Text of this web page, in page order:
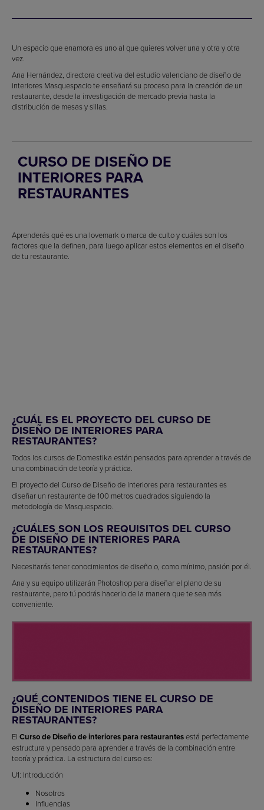
Un espacio que enamora es uno al que quieres volver una y otra y otra
vez.
Ana Hernández, directora creativa del estudio valenciano de diseño de
interiores Masquespacio te enseñará su proceso para la creación de un
restaurante, desde la investigación de mercado previa hasta la
distribución de mesas y sillas.
CURSO DE DISEÑO DE
INTERIORES PARA
RESTAURANTES
Aprenderás qué es una lovemark o marca de culto y cuáles son los
factores que la definen, para luego aplicar estos elementos en el diseño
de tu restaurante.
¿CUÁL ES EL PROYECTO DEL CURSO DE
DISEÑO DE INTERIORES PARA
RESTAURANTES?
Todos los cursos de Domestika están pensados para aprender a través de
una combinación de teoría y práctica.
El proyecto del Curso de Diseño de interiores para restaurantes es
diseñar un restaurante de 100 metros cuadrados siguiendo la
metodología de Masquespacio.
¿CUÁLES SON LOS REQUISITOS DEL CURSO
DE DISEÑO DE INTERIORES PARA
RESTAURANTES?
Necesitarás tener conocimientos de diseño o, como mínimo, pasión por él.
Ana y su equipo utilizarán Photoshop para diseñar el plano de su
restaurante, pero tú podrás hacerlo de la manera que te sea más
conveniente.
¿QUÉ CONTENIDOS TIENE EL CURSO DE
DISEÑO DE INTERIORES PARA
RESTAURANTES?
El Curso de Diseño de interiores para restaurantesestá perfectamente
estructura y pensado para aprender a través de la combinación entre
teoría y práctica. La estructura del curso es:
U1: Introducción
Nosotros
Influencias